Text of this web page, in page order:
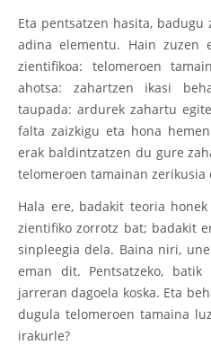
Eta pentsatzen hasita, badugu
adina elementu. Hain zuzen
zientifikoa: telomeroen
ahotsa: zahartzen ikasi
taupada: ardurek zahartu
falta zaizkigu eta hona
erak baldintzatzen du gure
telomeroen tamainan zerikusia
Hala ere, badakit teoria
zientifiko zorrotz bat; badakit
sinpleegia dela. Baina niri,
eman dit. Pentsatzeko,
jarreran dagoela koska. Eta
dugula telomeroen tamaina
irakurle?